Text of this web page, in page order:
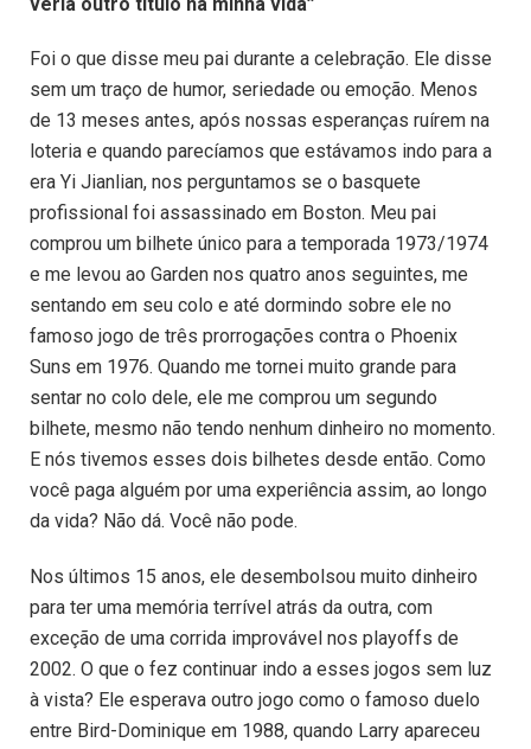
Foi o que disse meu pai durante a celebração. Ele disse
sem um traço de humor, seriedade ou emoção. Menos
de 13 meses antes, após nossas esperanças ruírem na
loteria e quando parecíamos que estávamos indo para a
era Yi Jianlian, nos perguntamos se o basquete
profissional foi assassinado em Boston. Meu pai
comprou um bilhete único para a temporada 1973/1974
e me levou ao Garden nos quatro anos seguintes, me
sentando em seu colo e até dormindo sobre ele no
famoso jogo de três prorrogações contra o Phoenix
Suns em 1976. Quando me tornei muito grande para
sentar no colo dele, ele me comprou um segundo
bilhete, mesmo não tendo nenhum dinheiro no momento.
E nós tivemos esses dois bilhetes desde então. Como
você paga alguém por uma experiência assim, ao longo
da vida? Não dá. Você não pode.
Nos últimos 15 anos, ele desembolsou muito dinheiro
para ter uma memória terrível atrás da outra, com
exceção de uma corrida improvável nos playoffs de
2002. O que o fez continuar indo a esses jogos sem luz
à vista? Ele esperava outro jogo como o famoso duelo
entre Bird-Dominique em 1988, quando Larry apareceu